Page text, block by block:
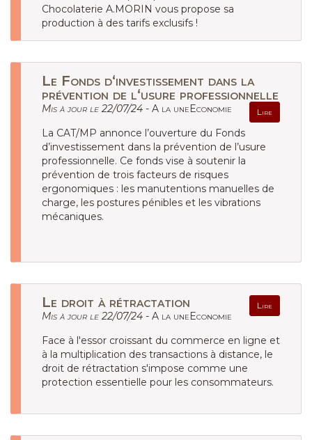
Chocolaterie A.MORIN vous propose sa
production à des tarifs exclusifs !
Le Fonds d‘investissement dans la
prévention de l‘usure professionnelle
Lire
Mis à jour le 22/07/24 - A la uneEconomie
La CAT/MP annonce l’ouverture du Fonds
d’investissement dans la prévention de l’usure
professionnelle. Ce fonds vise à soutenir la
prévention de trois facteurs de risques
ergonomiques : les manutentions manuelles de
charge, les postures pénibles et les vibrations
mécaniques.
Le droit à rétractation Lire
Mis à jour le 22/07/24 - A la uneEconomie
Face à l'essor croissant du commerce en ligne et
à la multiplication des transactions à distance, le
droit de rétractation s'impose comme une
protection essentielle pour les consommateurs.